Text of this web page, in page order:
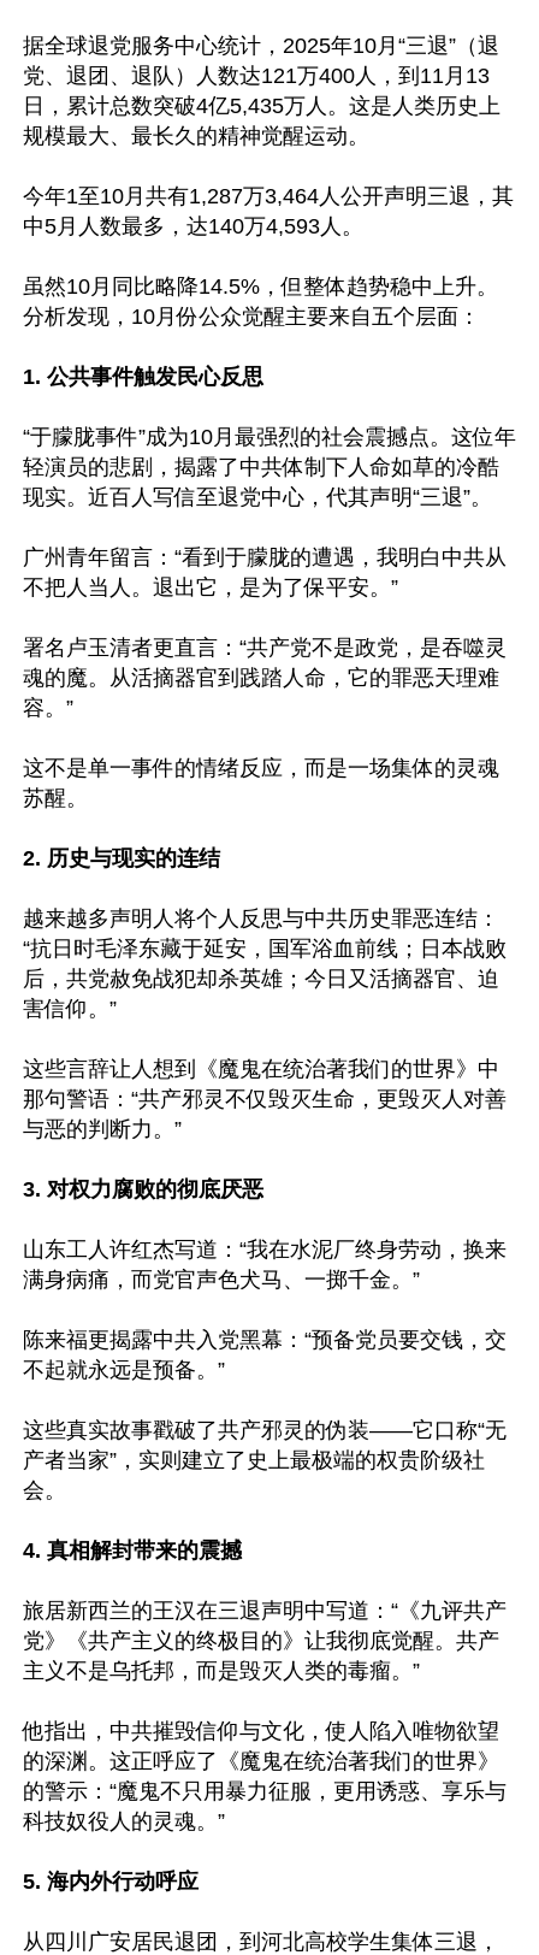
据全球退党服务中心统计，2025年10月“三退”（退
党、退团、退队）人数达121万400人，到11月13
日，累计总数突破4亿5,435万人。这是人类历史上
规模最大、最长久的精神觉醒运动。
今年1至10月共有1,287万3,464人公开声明三退，其
中5月人数最多，达140万4,593人。
虽然10月同比略降14.5%，但整体趋势稳中上升。
分析发现，10月份公众觉醒主要来自五个层面：
1. 公共事件触发民心反思
“于朦胧事件”成为10月最强烈的社会震撼点。这位年
轻演员的悲剧，揭露了中共体制下人命如草的冷酷
现实。近百人写信至退党中心，代其声明“三退”。
广州青年留言：“看到于朦胧的遭遇，我明白中共从
不把人当人。退出它，是为了保平安。”
署名卢玉清者更直言：“共产党不是政党，是吞噬灵
魂的魔。从活摘器官到践踏人命，它的罪恶天理难
容。”
这不是单一事件的情绪反应，而是一场集体的灵魂
苏醒。
2. 历史与现实的连结
越来越多声明人将个人反思与中共历史罪恶连结：
“抗日时毛泽东藏于延安，国军浴血前线；日本战败
后，共党赦免战犯却杀英雄；今日又活摘器官、迫
害信仰。”
这些言辞让人想到《魔鬼在统治著我们的世界》中
那句警语：“共产邪灵不仅毁灭生命，更毁灭人对善
与恶的判断力。”
3. 对权力腐败的彻底厌恶
山东工人许红杰写道：“我在水泥厂终身劳动，换来
满身病痛，而党官声色犬马、一掷千金。”
陈来福更揭露中共入党黑幕：“预备党员要交钱，交
不起就永远是预备。”
这些真实故事戳破了共产邪灵的伪装——它口称“无
产者当家”，实则建立了史上最极端的权贵阶级社
会。
4. 真相解封带来的震撼
旅居新西兰的王汉在三退声明中写道：“《九评共产
党》《共产主义的终极目的》让我彻底觉醒。共产
主义不是乌托邦，而是毁灭人类的毒瘤。”
他指出，中共摧毁信仰与文化，使人陷入唯物欲望
的深渊。这正呼应了《魔鬼在统治著我们的世界》
的警示：“魔鬼不只用暴力征服，更用诱惑、享乐与
科技奴役人的灵魂。”
5. 海内外行动呼应
从四川广安居民退团，到河北高校学生集体三退，